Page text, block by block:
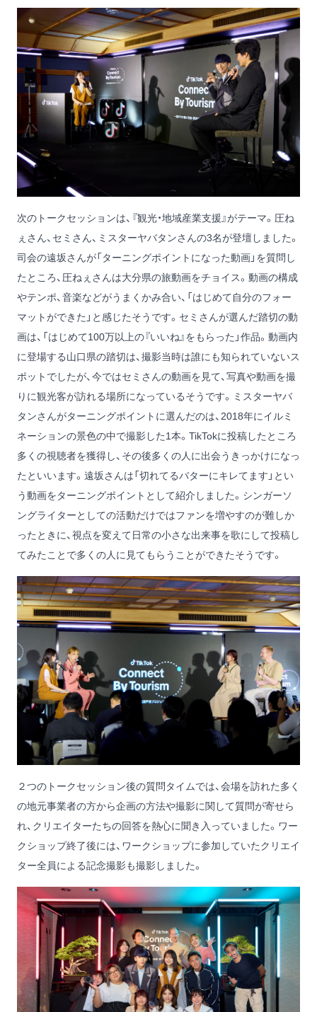
次のトークセッションは、『観光・地域産業支援』がテーマ。 圧ね
ぇ さん、 セミ さん、 ミスターヤバタンさんの3名が登壇しました。
司会の遠坂さんが「ターニングポイントになった動画」を質問し
たところ、 圧ねぇ さんは大分県の旅動画をチョイス。動画の構成
やテンポ、音楽などがうまくかみ合い、「はじめて自分のフォー
マットができた」と感じたそうです。 セミ さんが選んだ踏切の動
画は、「はじめて100万以上の『いいね』をもらった」作品。動画内
に登場する山口県の踏切は、撮影当時は誰にも知られていないス
ポットでしたが、今ではセミさんの動画を見て、写真や動画を撮
りに観光客が訪れる場所になっているそうです。 ミスターヤバ
タンさんがターニングポイントに選んだのは、 2018年にイルミ
ネーションの景色の中で撮影した1本。TikTokに投稿したところ
多くの視聴者を獲得し、その後多くの人に出会うきっかけになっ
たといいます。 遠坂さんは「 切れてるバターにキレてます 」とい
う動画をターニングポイントとして紹介しました。シンガーソ
ングライターとしての活動だけではファンを増やすのが難しか
ったときに、視点を変えて日常の小さな出来事を歌にして投稿し
てみたことで多くの人に見てもらうことができたそうです。
２つのトークセッション後の質問タイムでは、会場を訪れた多く
の地元事業者の方から企画の方法や撮影に関して質問が寄せら
れ、クリエイターたちの回答を熱心に聞き入っていました。ワー
クショップ終了後には、ワークショップに参加していたクリエイ
ター全員による記念撮影も撮影しました。